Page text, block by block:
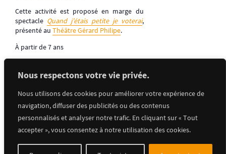
Nous respectons votre vie privée.
Nous utilisons des cookies pour améliorer votre expérience de
navigation, diffuser des publicités ou des contenus
personnalisés et analyser notre trafic. En cliquant sur « Tout
accepter », vous consentez à notre utilisation des cookies.
Cette activité est proposé en marge du
spectacle Quand j’étais petite je voterai,
présenté au Théâtre Gérard Philipe.
À partir de 7 ans
Retrouvez toute la programmation dans
l’agenda!
Ajouter au calendrier